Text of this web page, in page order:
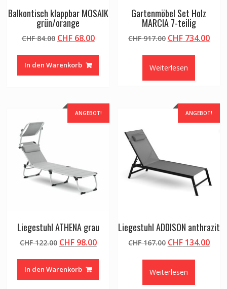
Balkontisch klappbar MOSAIK
grün/orange
CHF84.00 Ursprünglicher
war:
CHF 84.00
CHF68.00Aktueller
In den Warenkorb
Gartenmöbel Set Holz
MARCIA 7-teilig
CHF917.00 Ursprünglicher
CHF 917.00
CHF734.00
Weiterlesen
ANGEBOT!
Liegestuhl ATHENA grau
CHF122.00 Ursprünglicher
war:
CHF 122.00
CHF98.00Aktueller
In den Warenkorb
ANGEBOT!
Liegestuhl ADDISON anthrazit
CHF167.00 Ursprünglicher
CHF 167.00
CHF134.00
Weiterlesen